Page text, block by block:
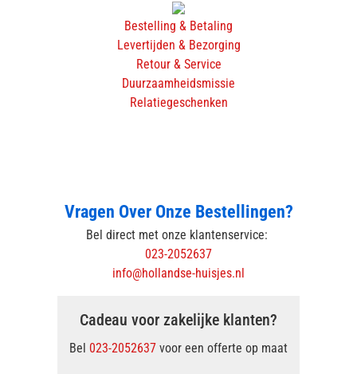
Bestelling & Betaling
Levertijden & Bezorging
Retour & Service
Duurzaamheidsmissie
Relatiegeschenken
Vragen Over Onze Bestellingen?
Bel direct met onze klantenservice:
023-2052637
info@hollandse-huisjes.nl
Cadeau voor zakelijke klanten?
Bel 023-2052637 voor een offerte op maat